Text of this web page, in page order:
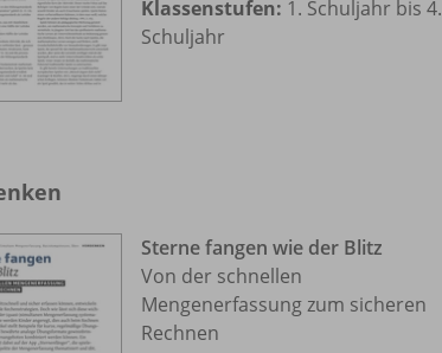
Klassenstufen: 1. Schuljahr bis 4.
Schuljahr
Sterne fangen wie der Blitz
Von der schnellen
Mengenerfassung zum sicheren
Rechnen